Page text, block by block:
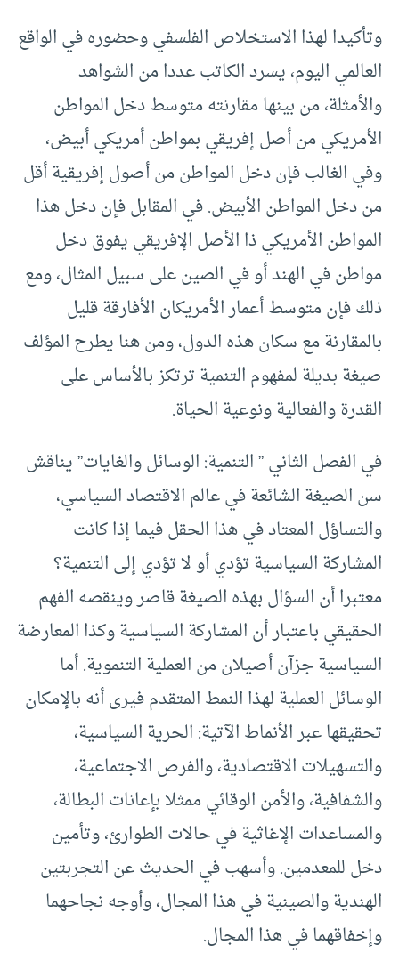
وتأكيدا لهذا الاستخلاص الفلسفي وحضوره في الواقع
العالمي اليوم، يسرد الكاتب عددا من الشواهد
والأمثلة، من بينها مقارنته متوسط دخل المواطن
الأمريكي من أصل إفريقي بمواطن أمريكي أبيض،
وفي الغالب فإن دخل المواطن من أصول إفريقية أقل
من دخل المواطن الأبيض. في المقابل فإن دخل هذا
المواطن الأمريكي ذا الأصل الإفريقي يفوق دخل
مواطن في الهند أو في الصين على سبيل المثال، ومع
ذلك فإن متوسط أعمار الأمريكان الأفارقة قليل
بالمقارنة مع سكان هذه الدول، ومن هنا يطرح المؤلف
صيغة بديلة لمفهوم التنمية ترتكز بالأساس على
القدرة والفعالية ونوعية الحياة.
في الفصل الثاني ” التنمية: الوسائل والغايات” يناقش
سن الصيغة الشائعة في عالم الاقتصاد السياسي،
والتساؤل المعتاد في هذا الحقل فيما إذا كانت
المشاركة السياسية تؤدي أو لا تؤدي إلى التنمية؟
معتبرا أن السؤال بهذه الصيغة قاصر وينقصه الفهم
الحقيقي باعتبار أن المشاركة السياسية وكذا المعارضة
السياسية جزآن أصيلان من العملية التنموية. أما
الوسائل العملية لهذا النمط المتقدم فيرى أنه بالإمكان
تحقيقها عبر الأنماط الآتية: الحرية السياسية،
والتسهيلات الاقتصادية، والفرص الاجتماعية،
والشفافية، والأمن الوقائي ممثلا بإعانات البطالة،
والمساعدات الإغاثية في حالات الطوارئ، وتأمين
دخل للمعدمين. وأسهب في الحديث عن التجربتين
الهندية والصينية في هذا المجال، وأوجه نجاحهما
وإخفاقهما في هذا المجال.